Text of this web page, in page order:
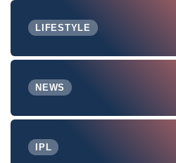
LIFESTYLE
NEWS
IPL